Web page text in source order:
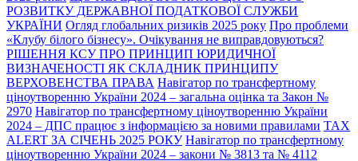
РОЗВИТКУ ДЕРЖАВНОЇ ПОДАТКОВОЇ СЛУЖБИ
УКРАЇНИ Огляд глобальних ризиків 2025 року Про проблеми
«Клубу білого бізнесу». Очікування не виправдовуються?
РІШЕННЯ КСУ ПРО ПРИНЦИП ЮРИДИЧНОЇ
ВИЗНАЧЕНОСТІ ЯК СКЛАДНИК ПРИНЦИПУ
ВЕРХОВЕНСТВА ПРАВА Навігатор по трансфертному
ціноутворенню України 2024 – загальна оцінка та Закон №
2970 Навігатор по трансфертному ціноутворенню України
2024 – ДПС працює з інформацією за новими правилами TAX
ALERT ЗА СІЧЕНЬ 2025 РОКУ Навігатор по трансфертному
ціноутворенню України 2024 – закони № 3813 та № 4112